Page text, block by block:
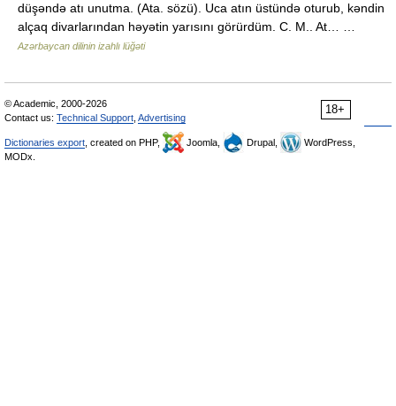
düşəndə atı unutma. (Ata. sözü). Uca atın üstündə oturub, kəndin
alçaq divarlarından həyətin yarısını görürdüm. C. M.. At… …
Azərbaycan dilinin izahlı lüğəti
18+
© Academic, 2000-2026
Contact us: Technical Support Advertising
Dictionaries export , created on PHP, Joomla, Drupal,
WordPress,
MODx.